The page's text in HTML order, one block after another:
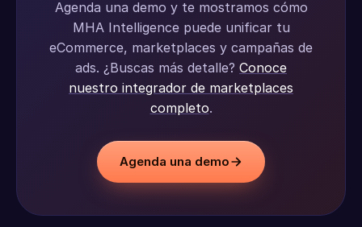
Agenda una demo y te mostramos cómo
MHA Intelligence puede unificar tu
eCommerce, marketplaces y campañas de
ads. ¿Buscas más detalle? Conoce
nuestro integrador de marketplaces
completo.
Agenda una demo